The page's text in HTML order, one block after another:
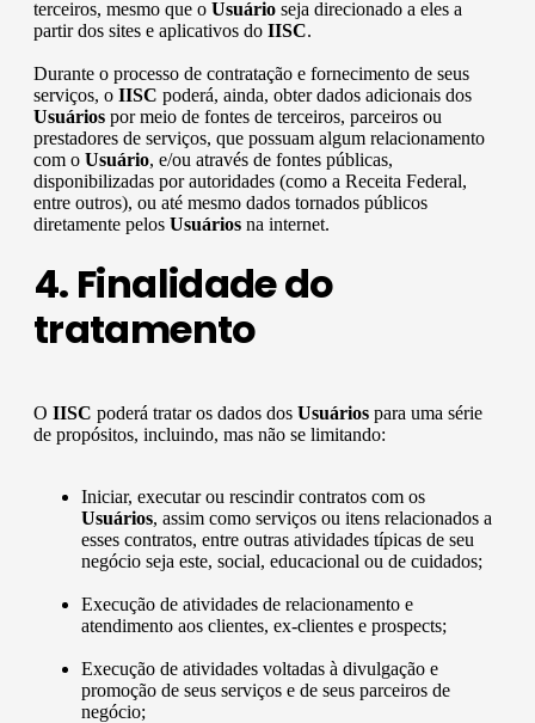
terceiros, mesmo que o Usuário seja direcionado a eles a
partir dos sites e aplicativos do IISC.
Durante o processo de contratação e fornecimento de seus
serviços, o IISC poderá, ainda, obter dados adicionais dos
Usuários por meio de fontes de terceiros, parceiros ou
prestadores de serviços, que possuam algum relacionamento
com o Usuário, e/ou através de fontes públicas,
disponibilizadas por autoridades (como a Receita Federal,
entre outros), ou até mesmo dados tornados públicos
diretamente pelos Usuários na internet.
4. Finalidade do
tratamento
O IISC poderá tratar os dados dos Usuários para uma série
de propósitos, incluindo, mas não se limitando:
Iniciar, executar ou rescindir contratos com os
Usuários, assim como serviços ou itens relacionados a
esses contratos, entre outras atividades típicas de seu
negócio seja este, social, educacional ou de cuidados;
Execução de atividades de relacionamento e
atendimento aos clientes, ex-clientes e prospects;
Execução de atividades voltadas à divulgação e
promoção de seus serviços e de seus parceiros de
negócio;